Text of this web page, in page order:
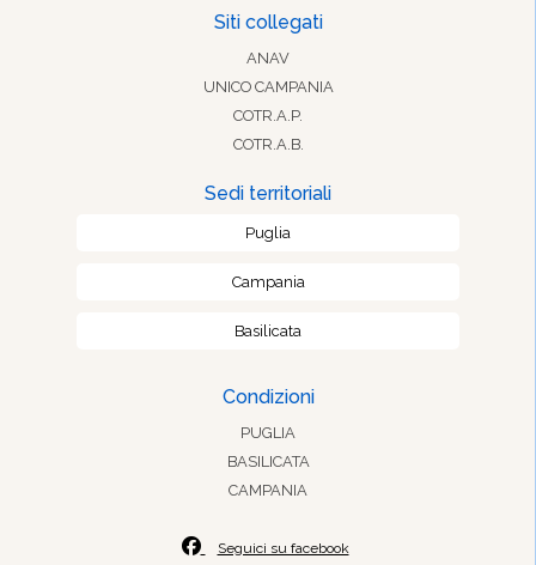
Siti collegati
ANAV
UNICO CAMPANIA
COTR.A.P.
COTR.A.B.
Sedi territoriali
Puglia
Campania
Basilicata
Condizioni
PUGLIA
BASILICATA
CAMPANIA
Seguici su facebook